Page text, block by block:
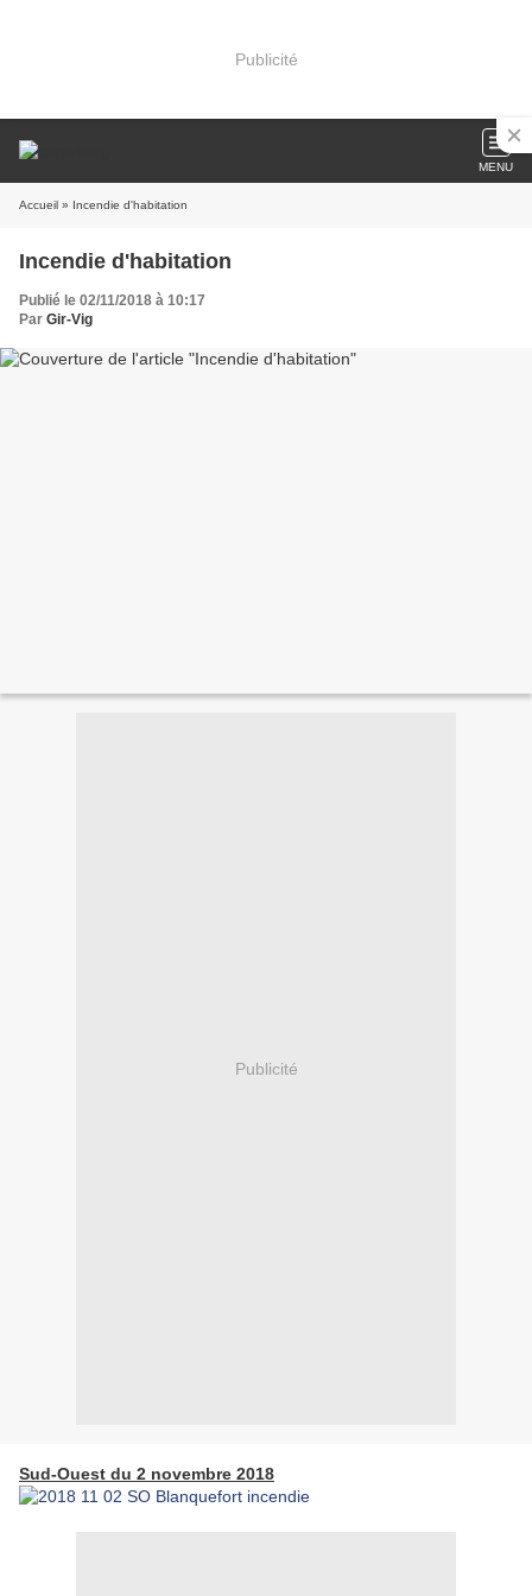
Publicité
MENU
Accueil » Incendie d'habitation
Incendie d'habitation
Publié le 02/11/2018 à 10:17
Par Gir-Vig
Publicité
Sud-Ouest du 2 novembre 2018